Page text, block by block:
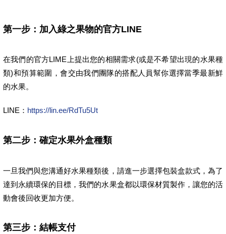
第一步：加入綠之果物的官方LINE
在我們的官方LIME上提出您的相關需求(或是不希望出現的水果種
類)和預算範圍，會交由我們團隊的搭配人員幫你選擇當季最新鮮
的水果。
LINE： https://lin.ee/RdTu5Ut
第二步：確定水果外盒種類
一旦我們與您溝通好水果種類後，請進一步選擇包裝盒款式，為了
達到永續環保的目標，我們的水果盒都以環保材質製作，讓您的活
動會後回收更加方便。
第三步：結帳支付